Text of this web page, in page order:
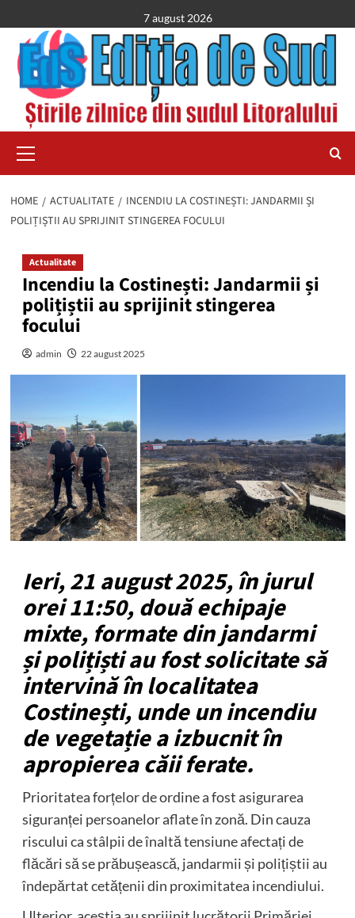
to
content
7 august 2026
Menu
HOME ACTUALITATE
INCENDIU LA COSTINEȘTI: JANDARMII ȘI
POLIȚIȘTII AU SPRIJINIT STINGEREA FOCULUI
Actualitate
Incendiu la Costinești: Jandarmii și
polițiștii au sprijinit stingerea
focului
admin 22 august 2025
Ieri, 21 august 2025, în jurul
orei 11:50, două echipaje
mixte, formate din jandarmi
și polițiști au fost solicitate să
intervină în localitatea
Costinești, unde un incendiu
de vegetație a izbucnit în
apropierea căii ferate.
Prioritatea forțelor de ordine a fost asigurarea
siguranței persoanelor aflate în zonă. Din cauza
riscului ca stâlpii de înaltă tensiune afectați de
flăcări să se prăbușească, jandarmii și polițiștii au
îndepărtat cetățenii din proximitatea incendiului.